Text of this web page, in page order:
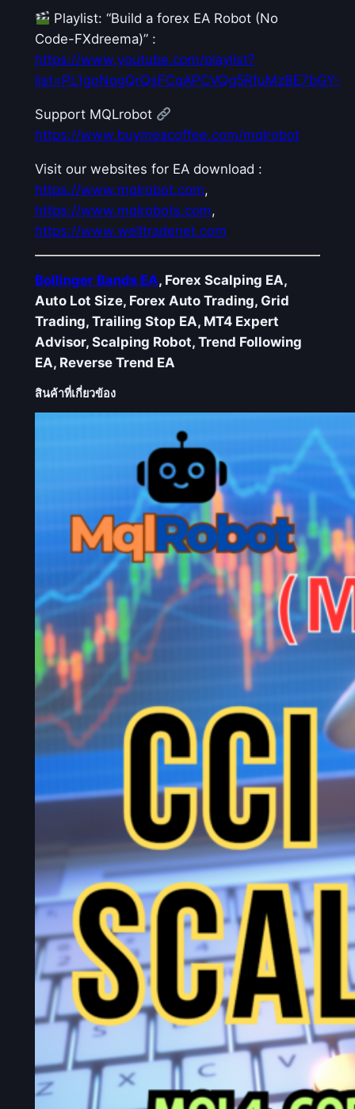
Playlist: “Build a forex EA Robot (No
Code-FXdreema)” :
https://www.youtube.com/playlist?
list=PL1goNqgQrQsFCqAPCVQg5RfuMzBE7bGY-
Support MQLrobot
https://www.buymeacoffee.com/mqlrobot
Visit our websites for EA download :
https://www.mqlrobot.com,
https://www.mqlrobots.com,
https://www.welltradenet.com
Bollinger Bands EA, Forex Scalping EA,
Auto Lot Size, Forex Auto Trading, Grid
Trading, Trailing Stop EA, MT4 Expert
Advisor, Scalping Robot, Trend Following
EA, Reverse Trend EA
สินค้าที่เกี่ยวข้อง